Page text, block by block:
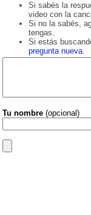
Si sabés la
video con la
Si no la sabés,
tengas.
Si estás
pregunta nueva.
Tu nombre (opcional)